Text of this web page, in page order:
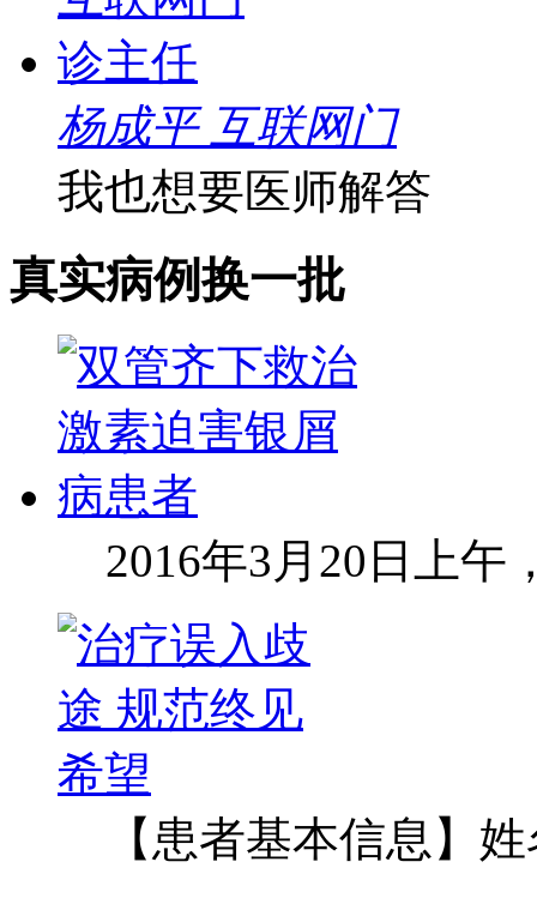
杨成平 互联网门
我也想要医师解答
真实病例换一批
2016年3月20日上午
【患者基本信息】